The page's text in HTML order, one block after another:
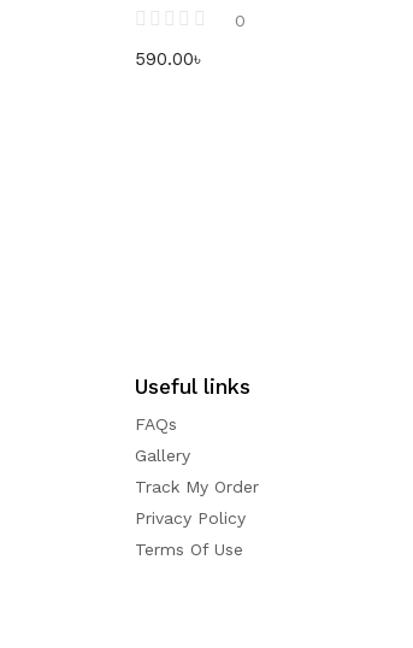
0
590.00৳
Useful links
FAQs
Gallery
Track My Order
Privacy Policy
Terms Of Use